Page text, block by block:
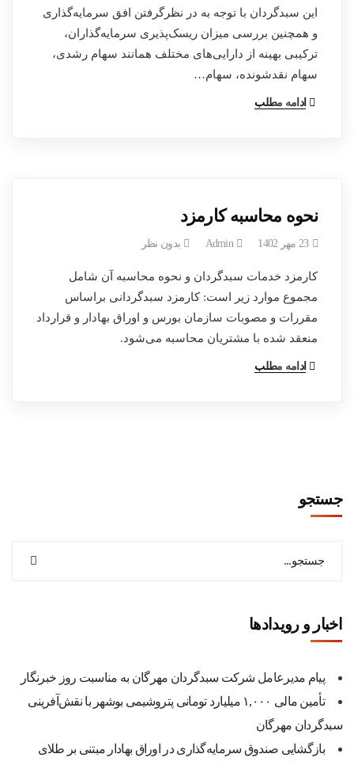
این سبدگردان با توجه به در نظرگرفتن افق سرمایه‌گذاری
و همچنین بررسی میزان ریسک‌پذیری سرمایه‌گذاران،
ترکیبی بهینه از دارایی‌های مختلف همانند سهام رشدی،
سهام نقدشونده، سهام…
ادامه مطلب
نحوه محاسبه کارمزد
23 مهر 1402 Admin بدون نظر
کارمزد خدمات سبدگردان و نحوه محاسبه آن شامل
مجموع موارد زیر است: کارمزد سبدگردانی براساس
مقررات و مصوبات سازمان بورس و اوراق بهادار و قرارداد
منعقد شده با مشتریان محاسبه می‌شود.
ادامه مطلب
جستجو
اخبار و رویدادها
پیام مدیرعامل شرکت سبدگردان مهرگان به مناسبت روز خبرنگار
تأمین مالی ۱,۰۰۰ میلیارد تومانی پتروشیمی بوشهر با نقش‌آفرینی
سبدگردان مهرگان
بازگشایی صندوق سرمایه‌گذاری در اوراق بهادار مبتنی بر طلای